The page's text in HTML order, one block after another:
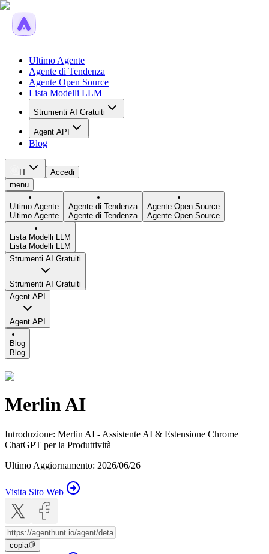
Ultimo Agente
Agente di Tendenza
Agente Open Source
Lista Modelli LLM
Strumenti AI Gratuiti
Agent API
Blog
IT
Accedi
menu
Ultimo Agente
Ultimo Agente
Agente di Tendenza
Agente di Tendenza
Agente Open Source
Agente Open Source
Lista Modelli LLM
Lista Modelli LLM
Strumenti AI Gratuiti
Strumenti AI Gratuiti
Agent API
Agent API
Blog
Blog
Merlin AI
Introduzione: Merlin AI - Assistente AI & Estensione Chrome
ChatGPT per la Produttività
Ultimo Aggiornamento: 2026/06/26
Visita Sito Web
copia